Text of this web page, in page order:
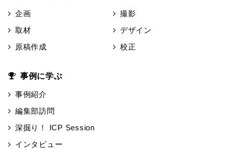
企画
取材
原稿作成
撮影
デザイン
校正
事例に学ぶ
事例紹介
編集部訪問
深掘り！ ICP Session
インタビュー